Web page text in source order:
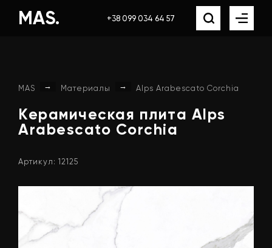
MAS. +38 099 034 64 57
MAS → Материалы → Alps Arabescato Corchia
Керамическая плита Alps
Arabescato Corchia
Артикул: 12125